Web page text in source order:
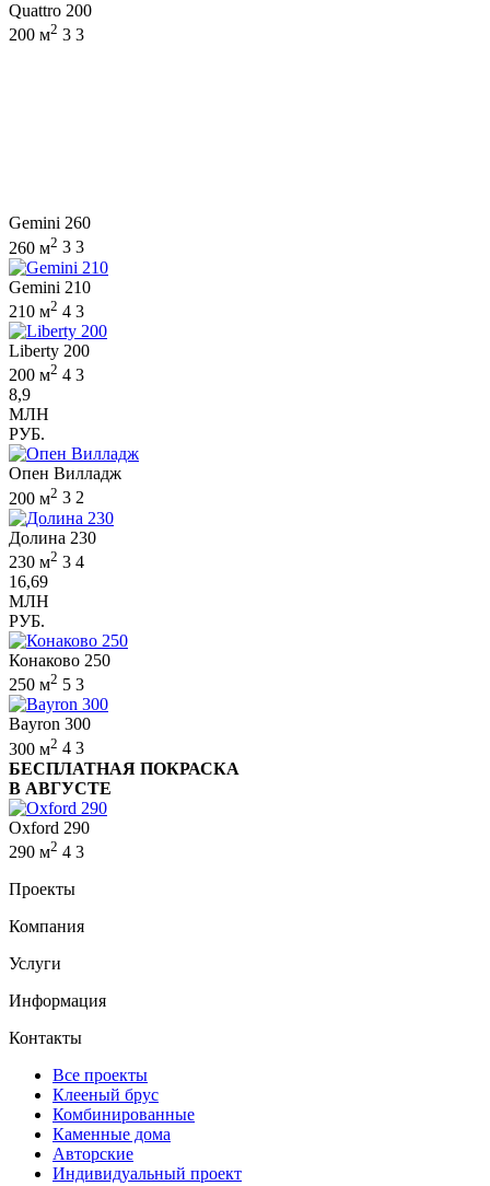
Quattro 200
200 м2 3 3
Gemini 260
260 м2 3 3
Gemini 210
210 м2 4 3
Liberty 200
200 м2 4 3
8,9
МЛН
РУБ.
Опен Вилладж
200 м2 3 2
Долина 230
230 м2 3 4
16,69
МЛН
РУБ.
Конаково 250
250 м2 5 3
Bayron 300
300 м2 4 3
БЕСПЛАТНАЯ ПОКРАСКА
В АВГУСТЕ
Oxford 290
290 м2 4 3
Проекты
Компания
Услуги
Информация
Контакты
Все проекты
Клееный брус
Комбинированные
Каменные дома
Авторские
Индивидуальный проект